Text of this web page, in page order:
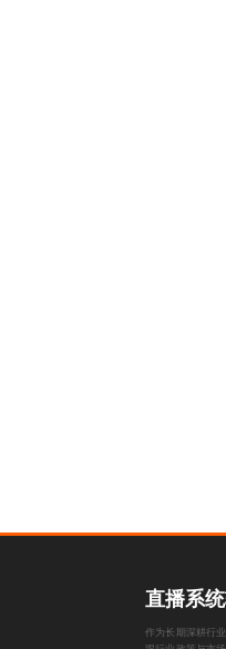
直播系
作为长期深耕行